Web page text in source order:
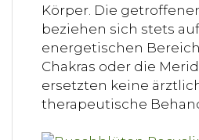
Körper. Die
beziehen sich stets
energetischen
Chakras oder die
ersetzten keine
therapeutische